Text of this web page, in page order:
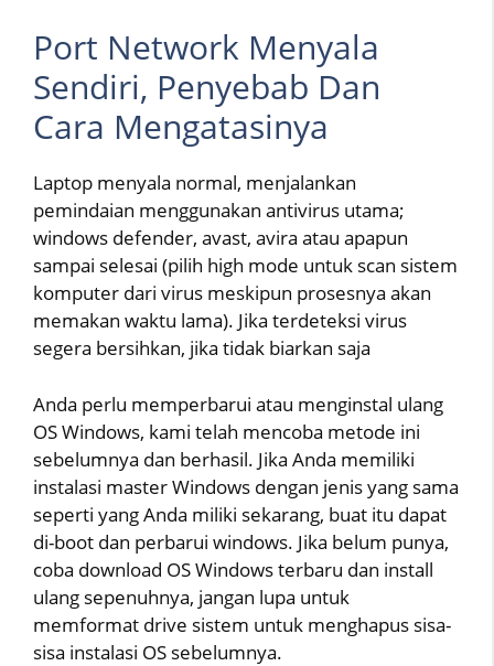
Port Network Menyala
Sendiri, Penyebab Dan
Cara Mengatasinya
Laptop menyala normal, menjalankan
pemindaian menggunakan antivirus utama;
windows defender, avast, avira atau apapun
sampai selesai (pilih high mode untuk scan sistem
komputer dari virus meskipun prosesnya akan
memakan waktu lama). Jika terdeteksi virus
segera bersihkan, jika tidak biarkan saja
Anda perlu memperbarui atau menginstal ulang
OS Windows, kami telah mencoba metode ini
sebelumnya dan berhasil. Jika Anda memiliki
instalasi master Windows dengan jenis yang sama
seperti yang Anda miliki sekarang, buat itu dapat
di-boot dan perbarui windows. Jika belum punya,
coba download OS Windows terbaru dan install
ulang sepenuhnya, jangan lupa untuk
memformat drive sistem untuk menghapus sisa-
sisa instalasi OS sebelumnya.